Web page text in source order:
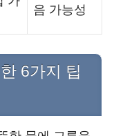
음 가능성
6가지 팁